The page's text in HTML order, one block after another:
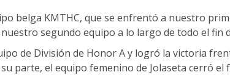
belga KMTHC, que se enfrentó a nuestro
segundo equipo a lo largo de todo el fin
de División de Honor A y logró la victoria
parte, el equipo femenino de Jolaseta cerró el